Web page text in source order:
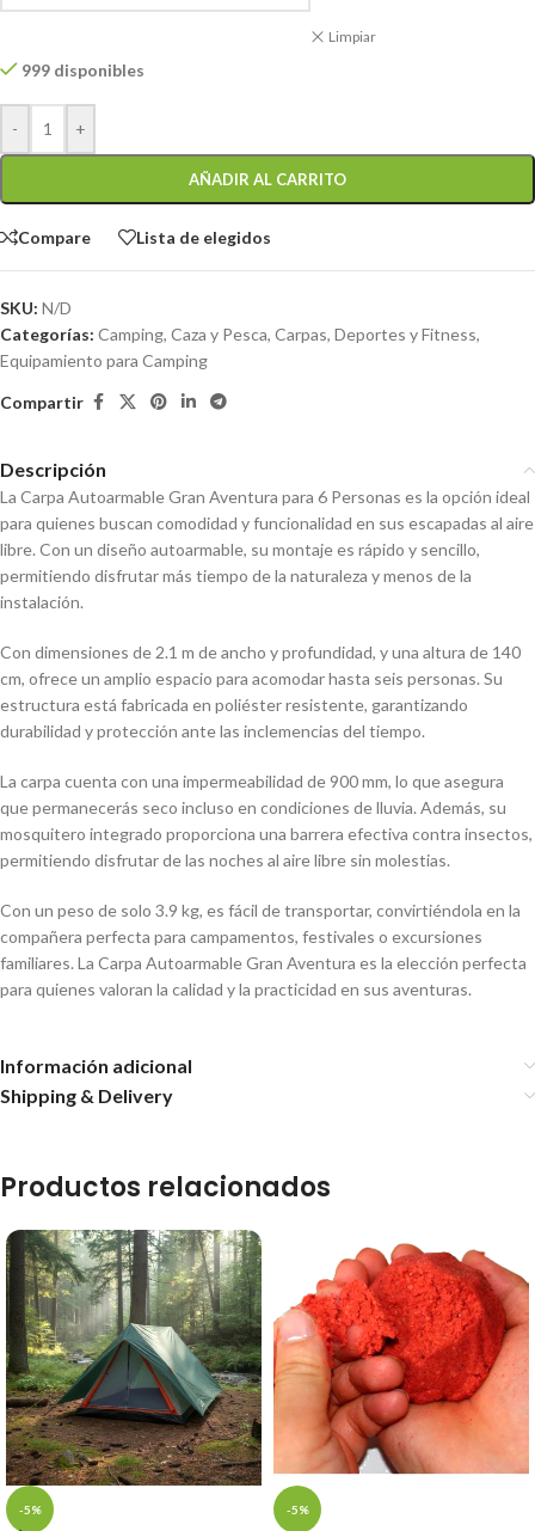
Limpiar
999 disponibles
- +
AÑADIR AL CARRITO
Compare Lista de elegidos
SKU: N/D
Categorías: Camping, Caza y Pesca, Carpas, Deportes y Fitness,
Equipamiento para Camping
Compartir
Descripción
La Carpa Autoarmable Gran Aventura para 6 Personas es la opción ideal
para quienes buscan comodidad y funcionalidad en sus escapadas al aire
libre. Con un diseño autoarmable, su montaje es rápido y sencillo,
permitiendo disfrutar más tiempo de la naturaleza y menos de la
instalación.
Con dimensiones de 2.1 m de ancho y profundidad, y una altura de 140
cm, ofrece un amplio espacio para acomodar hasta seis personas. Su
estructura está fabricada en poliéster resistente, garantizando
durabilidad y protección ante las inclemencias del tiempo.
La carpa cuenta con una impermeabilidad de 900 mm, lo que asegura
que permanecerás seco incluso en condiciones de lluvia. Además, su
mosquitero integrado proporciona una barrera efectiva contra insectos,
permitiendo disfrutar de las noches al aire libre sin molestias.
Con un peso de solo 3.9 kg, es fácil de transportar, convirtiéndola en la
compañera perfecta para campamentos, festivales o excursiones
familiares. La Carpa Autoarmable Gran Aventura es la elección perfecta
para quienes valoran la calidad y la practicidad en sus aventuras.
Información adicional
Shipping & Delivery
Productos relacionados
-5% -5%